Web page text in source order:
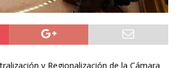
y Regionalización de la Cámara